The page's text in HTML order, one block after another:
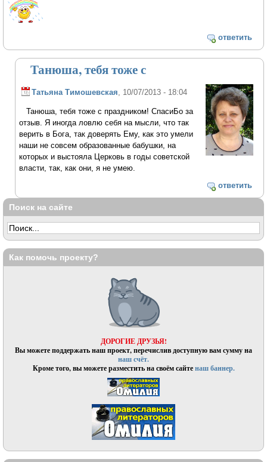
ответить
Танюша, тебя тоже с
Татьяна Тимошевская , 10/07/2013 - 18:04
Танюша, тебя тоже с праздником! СпасиБо за
отзыв. Я иногда ловлю себя на мысли, что так
верить в Бога, так доверять Ему, как это умели
наши не совсем образованные бабушки, на
которых и выстояла Церковь в годы советской
власти, так, как они, я не умею.
ответить
Поиск на сайте
Как помочь проекту?
ДОРОГИЕ ДРУЗЬЯ!
Вы можете поддержать наш проект, перечислив доступную вам сумму на
наш счёт.
Кроме того, вы можете разместить на своём сайтенаш баннер.